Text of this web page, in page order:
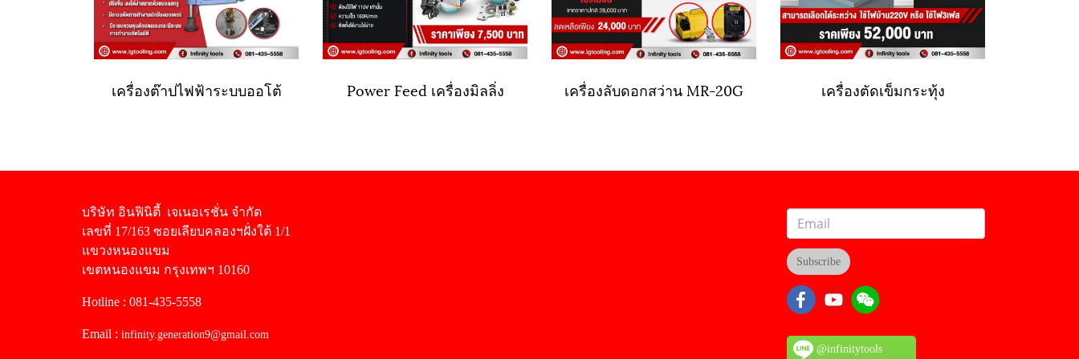
เครื่องต๊าปไฟฟ้าระบบออโต้ Power Feed เครื่องมิลลิ่ง เครื่องลับดอกสว่าน MR-20G เครื่องตัดเข็มกระทุ้ง
บริษัท อินฟินิตี้ เจเนอเรชั่น จำกัด
เลขที่ 17/163 ซอยเลียบคลองฯฝั่งใต้ 1/1
แขวงหนองแขม
เขตหนองแขม กรุงเทพฯ 10160
Hotline : 081-435-5558
Email : infinity.generation9@gmail.com
Subscribe
@infinitytools